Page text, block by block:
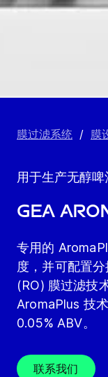
膜过滤系统 / 膜
用于生产无醇
GEA
专用的
度，并可配置
(RO) 膜过滤技
AromaPlus 技
0.05% ABV。
联系我们